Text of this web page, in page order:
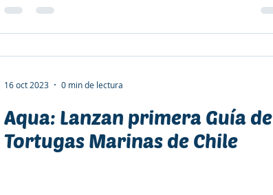
Aqua: Lanzan primera Guía de
Tortugas Marinas de Chile
16 oct 2023 0 min de lectura